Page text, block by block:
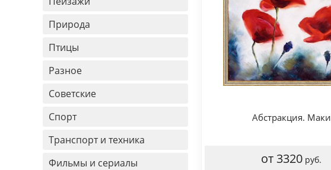
Природа
Птицы
Разное
Советские
Спорт
Транспорт и техника
Фильмы и сериалы
Абстракция. Маки
от 3320 руб.